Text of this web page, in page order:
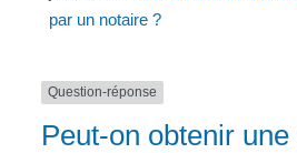
par un notaire ?
Question-réponse
Peut-on obtenir